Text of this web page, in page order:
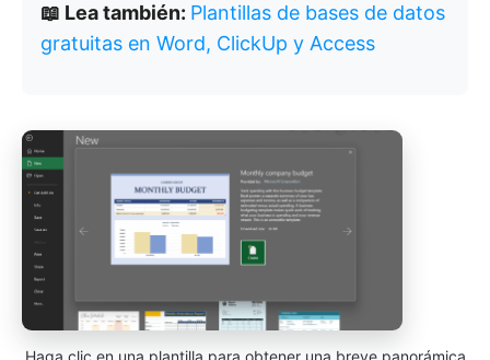
📖 Lea también: Plantillas de bases de datos
gratuitas en Word, ClickUp y Access
Haga clic en una plantilla para obtener una breve panorámica